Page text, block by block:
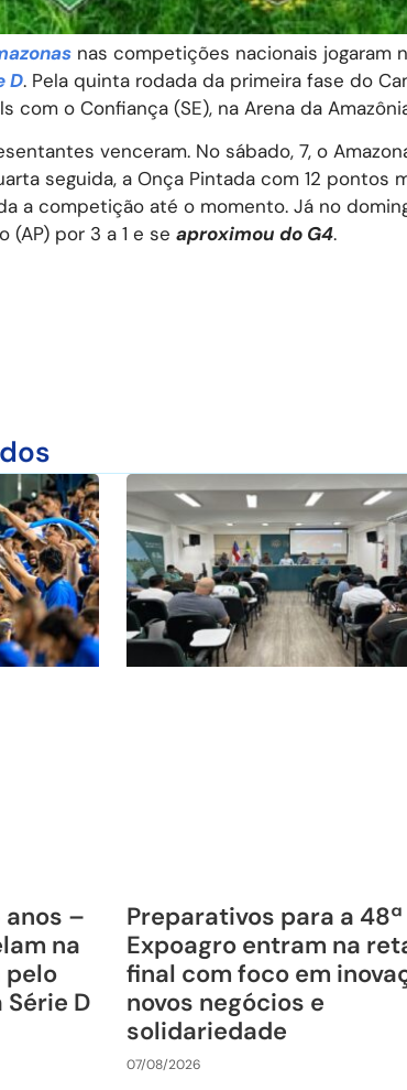
nas competições nacionais jogaram
D. Pela quinta rodada da primeira fase do
com o Confiança (SE), na Arena da
venceram. No sábado, 7, o
seguida, a Onça Pintada com 12 pontos
a competição até o momento. Já no
(AP) por 3 a 1 e se aproximou do G4.
–
na
pelo
D
Preparativos para a 48ª
Expoagro entram na
final com foco em
novos negócios e
solidariedade
07/08/2026